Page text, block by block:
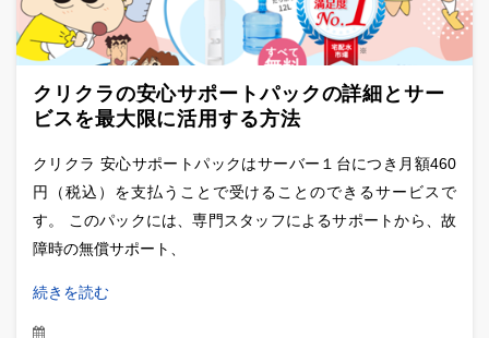
クリクラの安心サポートパックの詳細とサー
ビスを最大限に活用する方法
クリクラ 安心サポートパックはサーバー１台につき月額460
円（税込）を支払うことで受けることのできるサービスで
す。 このパックには、専門スタッフによるサポートから、故
障時の無償サポート、
続きを読む